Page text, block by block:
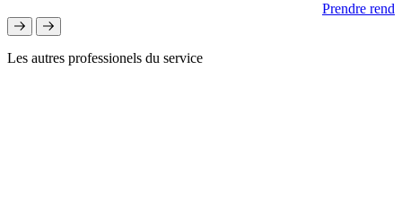
Prendre
Les autres professionels du service